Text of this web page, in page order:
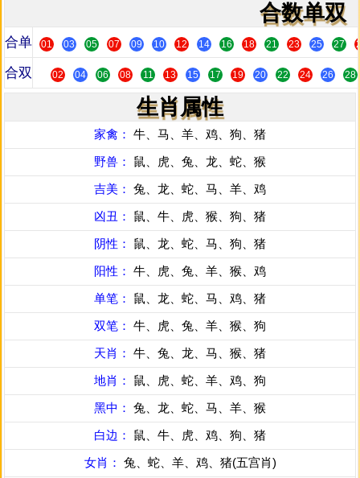
合数单双
合单 01 03 05 07 09 10 12 14 16 18 21 23 25 27
合双 02 04 06 08 11 13 15 17 19 20 22 24 26 28
生肖属性
家禽： 牛、马、羊、鸡、狗、猪
野兽： 鼠、虎、兔、龙、蛇、猴
吉美： 兔、龙、蛇、马、羊、鸡
凶丑： 鼠、牛、虎、猴、狗、猪
阴性： 鼠、龙、蛇、马、狗、猪
阳性： 牛、虎、兔、羊、猴、鸡
单笔： 鼠、龙、蛇、马、鸡、猪
双笔： 牛、虎、兔、羊、猴、狗
天肖： 牛、兔、龙、马、猴、猪
地肖： 鼠、虎、蛇、羊、鸡、狗
黑中： 兔、龙、蛇、马、羊、猴
白边： 鼠、牛、虎、鸡、狗、猪
女肖： 兔、蛇、羊、鸡、猪(五宫肖)